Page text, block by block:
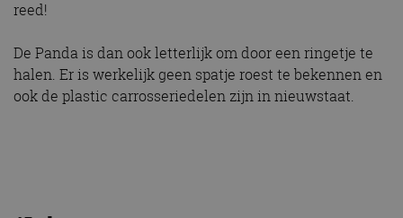
reed!
De Panda is dan ook letterlijk om door een ringetje te
halen. Er is werkelijk geen spatje roest te bekennen en
ook de plastic carrosseriedelen zijn in nieuwstaat.